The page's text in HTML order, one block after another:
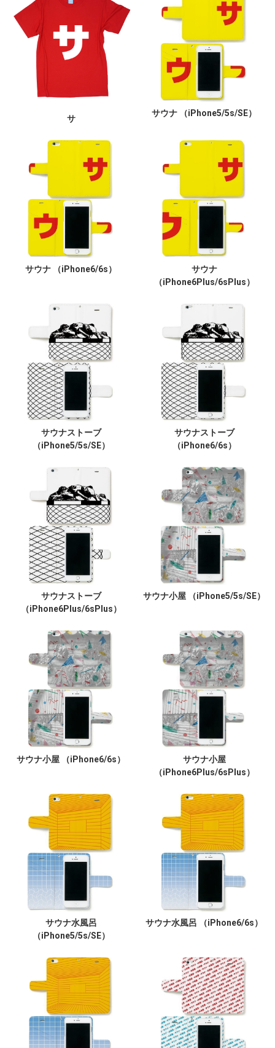
サ
サウナ （iPhone5/5s/SE）
サウナ （iPhone6/6s）
サウナ
（iPhone6Plus/6sPlus）
サウナストーブ
（iPhone5/5s/SE）
サウナストーブ
（iPhone6/6s）
サウナストーブ
（iPhone6Plus/6sPlus）
サウナ小屋 （iPhone5/5s/SE）
サウナ小屋 （iPhone6/6s）
サウナ小屋
（iPhone6Plus/6sPlus）
サウナ水風呂
（iPhone5/5s/SE）
サウナ水風呂 （iPhone6/6s）